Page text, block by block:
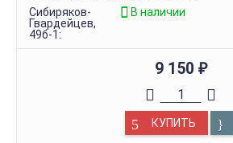
Сибиряков-
Гвардейцев,
49б-1:
В наличии
9 150 ₽
КУПИТЬ